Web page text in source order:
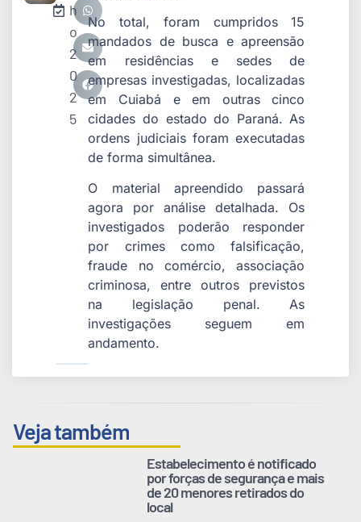
h
o
2
0
2
5
No total, foram cumpridos 15
mandados de busca e apreensão
em residências e sedes de
empresas investigadas, localizadas
em Cuiabá e em outras cinco
cidades do estado do Paraná. As
ordens judiciais foram executadas
de forma simultânea.
O material apreendido passará
agora por análise detalhada. Os
investigados poderão responder
por crimes como falsificação,
fraude no comércio, associação
criminosa, entre outros previstos
na legislação penal. As
investigações seguem em
andamento.
Veja também
Estabelecimento é notificado
por forças de segurança e mais
de 20 menores retirados do
local